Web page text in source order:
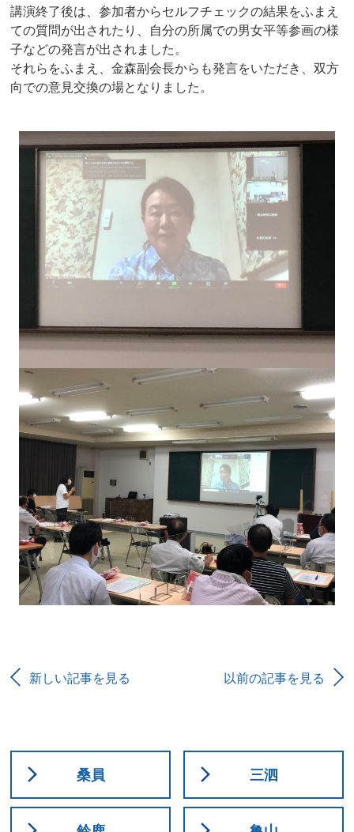
講演終了後は、参加者からセルフチェックの結果をふまえ
ての質問が出されたり、自分の所属での男女平等参画の様
子などの発言が出されました。
それらをふまえ、金森副会長からも発言をいただき、双方
向での意見交換の場となりました。
新しい記事を見る 以前の記事を見る
桑員 三泗